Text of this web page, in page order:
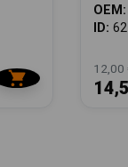
OEM:
ID:
12,00